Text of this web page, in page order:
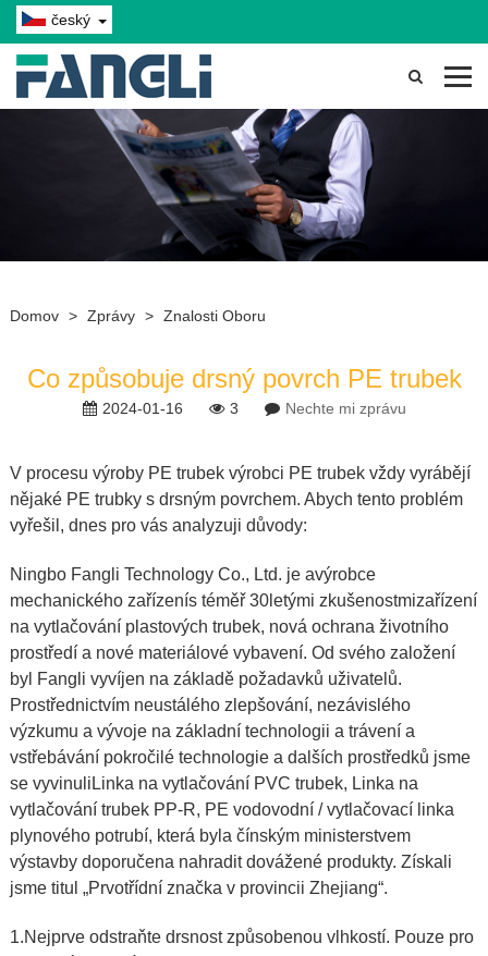
český
Domov > Zprávy > Znalosti Oboru
Co způsobuje drsný povrch PE trubek
2024-01-16 3 Nechte mi zprávu
V procesu výroby PE trubek výrobci PE trubek vždy vyrábějí
nějaké PE trubky s drsným povrchem. Abych tento problém
vyřešil, dnes pro vás analyzuji důvody:
Ningbo Fangli Technology Co., Ltd. je avýrobce
mechanického zařízenís téměř 30letými zkušenostmizařízení
na vytlačování plastových trubek, nová ochrana životního
prostředí a nové materiálové vybavení. Od svého založení
byl Fangli vyvíjen na základě požadavků uživatelů.
Prostřednictvím neustálého zlepšování, nezávislého
výzkumu a vývoje na základní technologii a trávení a
vstřebávání pokročilé technologie a dalších prostředků jsme
se vyvinuli Linka na vytlačování PVC trubek, Linka na
vytlačování trubek PP-R, PE vodovodní / vytlačovací linka
plynového potrubí, která byla čínským ministerstvem
výstavby doporučena nahradit dovážené produkty. Získali
jsme titul „Prvotřídní značka v provincii Zhejiang“.
1.Nejprve odstraňte drsnost způsobenou vlhkostí. Pouze pro